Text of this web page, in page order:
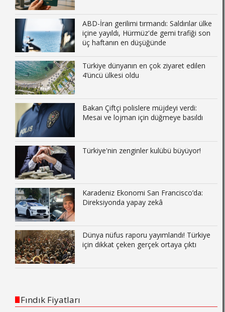
ABD-İran gerilimi tırmandı: Saldırılar ülke
içine yayıldı, Hürmüz'de gemi trafiği son
üç haftanın en düşüğünde
Türkiye dünyanın en çok ziyaret edilen
4’üncü ülkesi oldu
Bakan Çiftçi polislere müjdeyi verdi:
Mesai ve lojman için düğmeye basıldı
Türkiye'nin zenginler kulübü büyüyor!
Karadeniz Ekonomi San Francisco’da:
Direksiyonda yapay zekâ
Dünya nüfus raporu yayımlandı! Türkiye
için dikkat çeken gerçek ortaya çıktı
Fındık Fiyatları